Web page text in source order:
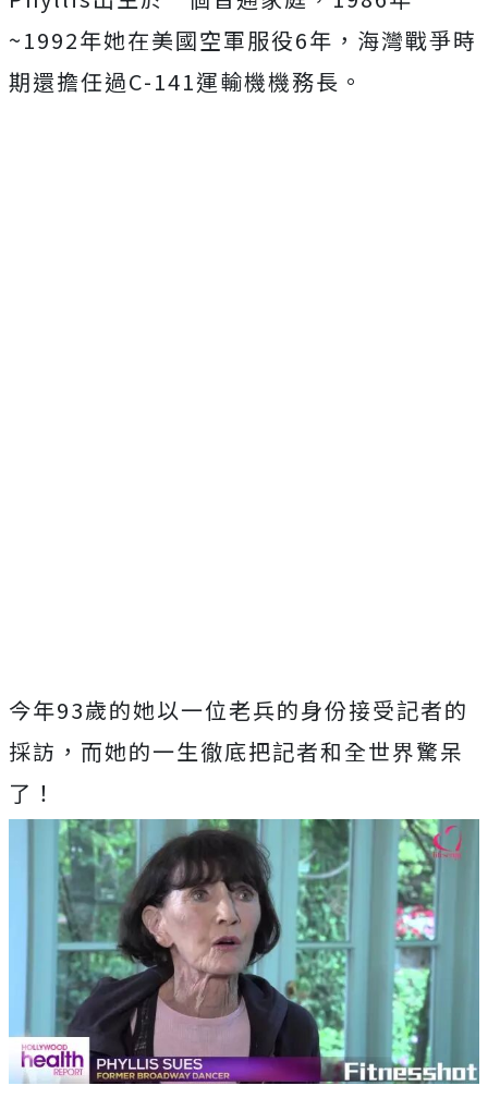
~1992年她在美國空軍服役6年，海灣戰爭時
期還擔任過C-141運輸機機務長。
今年93歲的她以一位老兵的身份接受記者的
採訪，而她的一生徹底把記者和全世界驚呆
了！